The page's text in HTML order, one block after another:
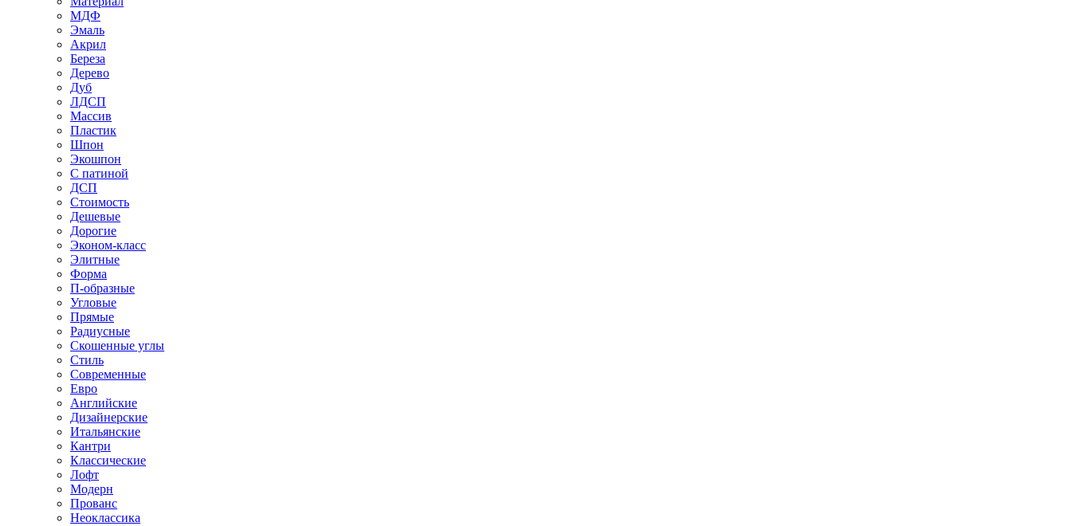
МДФ
Эмаль
Акрил
Береза
Дерево
Дуб
ЛДСП
Массив
Пластик
Шпон
Экошпон
С патиной
ДСП
Стоимость
Дешевые
Дорогие
Эконом-класс
Элитные
Форма
П-образные
Угловые
Прямые
Радиусные
Скошенные углы
Стиль
Современные
Евро
Английские
Дизайнерские
Итальянские
Кантри
Классические
Лофт
Модерн
Прованс
Неоклассика